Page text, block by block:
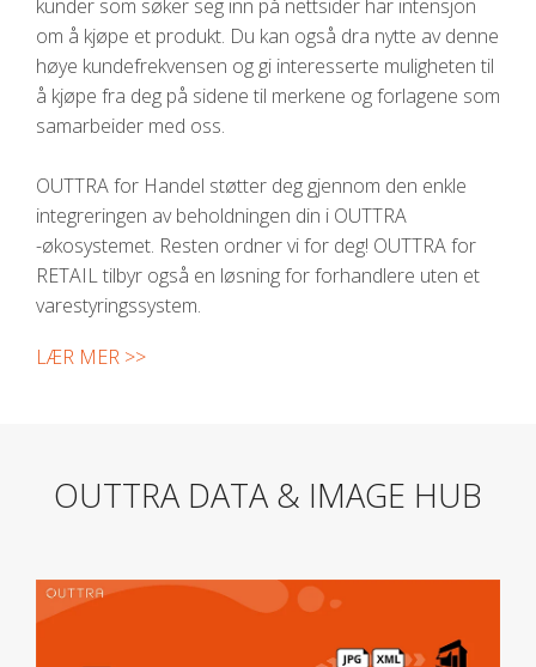
kunder som søker seg inn på nettsider har intensjon
om å kjøpe et produkt. Du kan også dra nytte av denne
høye kundefrekvensen og gi interesserte muligheten til
å kjøpe fra deg på sidene til merkene og forlagene som
samarbeider med oss.
OUTTRA for Handel støtter deg gjennom den enkle
integreringen av beholdningen din i OUTTRA
-økosystemet. Resten ordner vi for deg! OUTTRA for
RETAIL tilbyr også en løsning for forhandlere uten et
varestyringssystem.
LÆR MER >>
OUTTRA DATA & IMAGE HUB